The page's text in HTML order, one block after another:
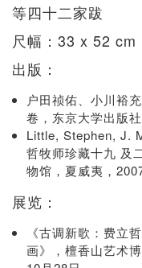
等四十二家跋
尺幅：33 x 52
出版：
户田祯佑、小川裕
卷，东京大学出版
Little, Stephen, J.
哲牧师珍藏十九 及
物馆，夏威夷，
展览：
《古调新歌：费立
画》，檀香山艺术